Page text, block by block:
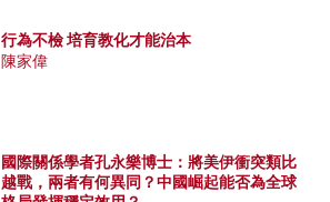
行為不檢 培育教化才能治本
陳家偉
國際關係學者孔永樂博士：將美伊衝突類比
越戰，兩者有何異同？中國崛起能否為全球